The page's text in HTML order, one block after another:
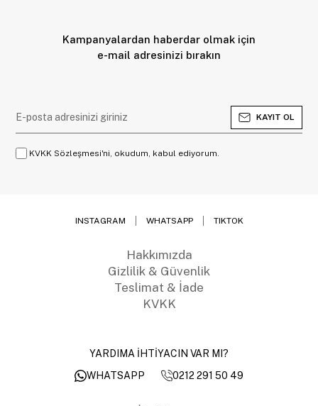
Kampanyalardan haberdar olmak için
e-mail adresinizi bırakın
KAYIT OL
KVKK Sözleşmesi'ni, okudum, kabul ediyorum.
INSTAGRAM WHATSAPP TIKTOK
Hakkımızda
Gizlilik & Güvenlik
Teslimat & İade
KVKK
YARDIMA İHTİYACIN VAR MI?
WHATSAPP
0212 291 50 49